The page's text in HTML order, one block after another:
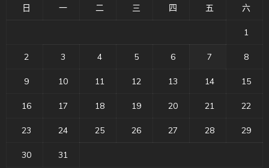
日 一 二 三 四 五 六
1
2 3 4 5 6 7 8
9 10 11 12 13 14 15
16 17 18 19 20 21 22
23 24 25 26 27 28 29
30 31